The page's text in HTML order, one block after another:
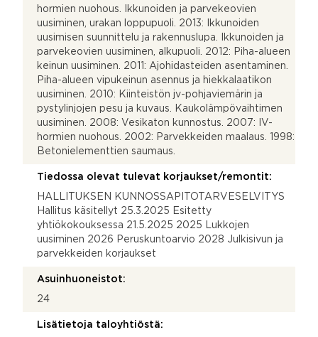
hormien nuohous. Ikkunoiden ja parvekeovien
uusiminen, urakan loppupuoli. 2013: Ikkunoiden
uusimisen suunnittelu ja rakennuslupa. Ikkunoiden ja
parvekeovien uusiminen, alkupuoli. 2012: Piha-alueen
keinun uusiminen. 2011: Ajohidasteiden asentaminen.
Piha-alueen vipukeinun asennus ja hiekkalaatikon
uusiminen. 2010: Kiinteistön jv-pohjaviemärin ja
pystylinjojen pesu ja kuvaus. Kaukolämpövaihtimen
uusiminen. 2008: Vesikaton kunnostus. 2007: IV-
hormien nuohous. 2002: Parvekkeiden maalaus. 1998:
Betonielementtien saumaus.
Tiedossa olevat tulevat korjaukset/remontit:
HALLITUKSEN KUNNOSSAPITOTARVESELVITYS
Hallitus käsitellyt 25.3.2025 Esitetty
yhtiökokouksessa 21.5.2025 2025 Lukkojen
uusiminen 2026 Peruskuntoarvio 2028 Julkisivun ja
parvekkeiden korjaukset
Asuinhuoneistot:
24
Lisätietoja taloyhtiöstä: